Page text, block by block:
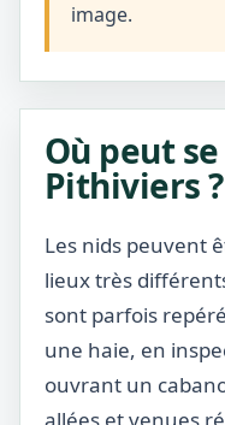
image.
Où peut
Pithiviers ?
Les nids peuvent
lieux très
sont parfois
une haie, en
ouvrant un